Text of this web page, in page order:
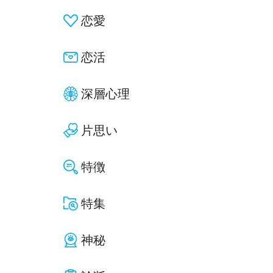
恋愛
恋活
深層心理
片思い
特徴
特集
神秘